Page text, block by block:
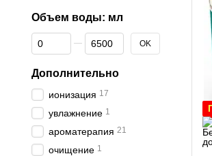
Объем воды: мл
От Объем воды: мл
До Объем воды: мл OK
Дополнительно
ионизация 17
увлажнение 1
ароматерапия 21
очищение 1